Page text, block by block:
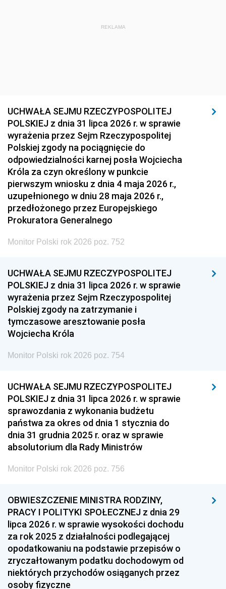
REKLAMA
UCHWAŁA SEJMU RZECZYPOSPOLITEJ
POLSKIEJ z dnia 31 lipca 2026 r. w sprawie
wyrażenia przez Sejm Rzeczypospolitej
Polskiej zgody na pociągnięcie do
odpowiedzialności karnej posła Wojciecha
Króla za czyn określony w punkcie
pierwszym wniosku z dnia 4 maja 2026 r.,
uzupełnionego w dniu 28 maja 2026 r.,
przedłożonego przez Europejskiego
Prokuratora Generalnego
Monitor Polski rok 2026 poz. 752
UCHWAŁA SEJMU RZECZYPOSPOLITEJ
POLSKIEJ z dnia 31 lipca 2026 r. w sprawie
wyrażenia przez Sejm Rzeczypospolitej
Polskiej zgody na zatrzymanie i
tymczasowe aresztowanie posła
Wojciecha Króla
Monitor Polski rok 2026 poz. 754
UCHWAŁA SEJMU RZECZYPOSPOLITEJ
POLSKIEJ z dnia 31 lipca 2026 r. w sprawie
sprawozdania z wykonania budżetu
państwa za okres od dnia 1 stycznia do
dnia 31 grudnia 2025 r. oraz w sprawie
absolutorium dla Rady Ministrów
Monitor Polski rok 2026 poz. 756
OBWIESZCZENIE MINISTRA RODZINY,
PRACY I POLITYKI SPOŁECZNEJ z dnia 29
lipca 2026 r. w sprawie wysokości dochodu
za rok 2025 z działalności podlegającej
opodatkowaniu na podstawie przepisów o
zryczałtowanym podatku dochodowym od
niektórych przychodów osiąganych przez
osoby fizyczne